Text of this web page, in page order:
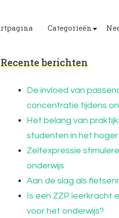
Categorieën
Recente berichten
De invloed van
concentratie tijdens
Het belang van
studenten in het hoger
Zelfexpressie
onderwijs
Aan de slag als
Is een ZZP leerkracht
voor het onderwijs?